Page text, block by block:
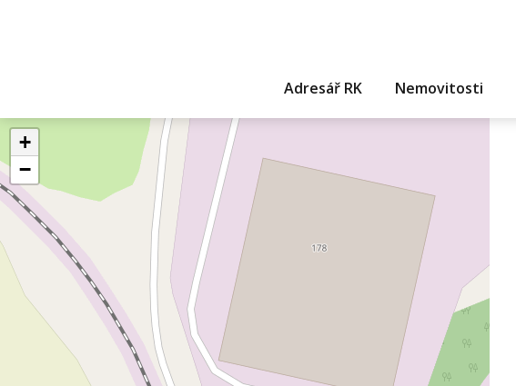
Adresář RK Nemovitosti
+
−